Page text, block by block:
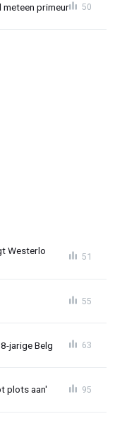
primeur 50
Westerlo
51
55
jarige Belg 63
plots aan' 95